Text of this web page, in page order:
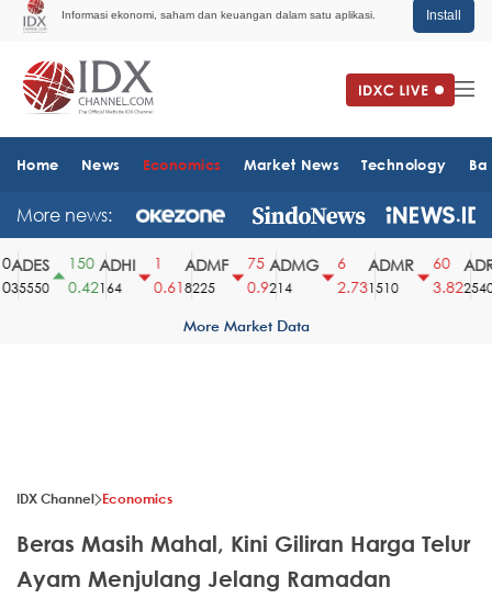
Informasi ekonomi, saham dan keuangan dalam satu aplikasi. Install
Home News Economics Market News Technology
More news:
150
0.42
ADHI
164
0.61
ADMF
8225
75
0.9
ADMG
214
2.73
ADMR
1510
60
3.822540
More Market Data
IDX Channel Economics
Beras Masih Mahal, Kini Giliran Harga Telur
Ayam Menjulang Jelang Ramadan